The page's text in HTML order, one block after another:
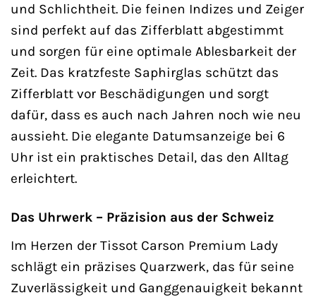
und Schlichtheit. Die feinen Indizes und Zeiger
sind perfekt auf das Zifferblatt abgestimmt
und sorgen für eine optimale Ablesbarkeit der
Zeit. Das kratzfeste Saphirglas schützt das
Zifferblatt vor Beschädigungen und sorgt
dafür, dass es auch nach Jahren noch wie neu
aussieht. Die elegante Datumsanzeige bei 6
Uhr ist ein praktisches Detail, das den Alltag
erleichtert.
Das Uhrwerk – Präzision aus der Schweiz
Im Herzen der Tissot Carson Premium Lady
schlägt ein präzises Quarzwerk, das für seine
Zuverlässigkeit und Ganggenauigkeit bekannt